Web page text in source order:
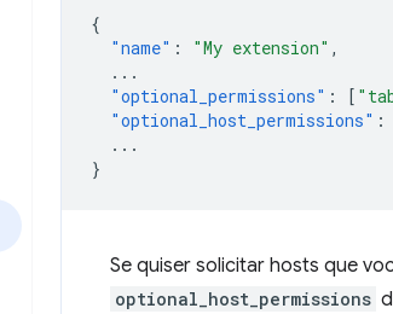
{
"name" : "My extension" ,
...
"optional_permissions" : [
"optional_host_permissions" :
...
}
Se quiser solicitar hosts que
optional_host_permissions